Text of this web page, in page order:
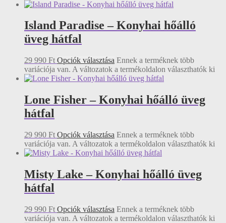
Island Paradise – Konyhai hőálló
üveg hátfal
29 990 Ft Opciók választása Ennek a terméknek több
variációja van. A változatok a termékoldalon választhatók ki
Lone Fisher – Konyhai hőálló üveg
hátfal
29 990 Ft Opciók választása Ennek a terméknek több
variációja van. A változatok a termékoldalon választhatók ki
Misty Lake – Konyhai hőálló üveg
hátfal
29 990 Ft Opciók választása Ennek a terméknek több
variációja van. A változatok a termékoldalon választhatók ki